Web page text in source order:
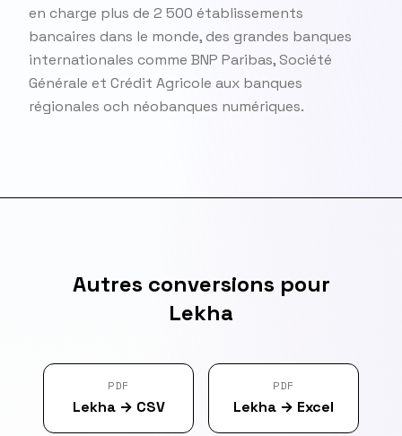
en charge plus de 2 500 établissements
bancaires dans le monde, des grandes banques
internationales comme BNP Paribas, Société
Générale et Crédit Agricole aux banques
régionales och néobanques numériques.
Autres conversions pour
Lekha
PDF
Lekha→ CSV
PDF
Lekha → Excel